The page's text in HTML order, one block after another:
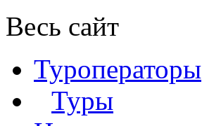
Весь сайт
Туроператоры
Туры